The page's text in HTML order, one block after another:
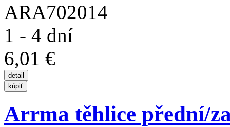
ARA702014
1 - 4 dní
6,01 €
Arrma těhlice přední/